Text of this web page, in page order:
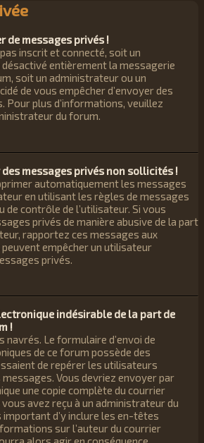
de messages privés !
inscrit et connecté, soit un
entièrement la messagerie
soit un administrateur ou un
de vous empêcher d’envoyer des
Pour plus d’informations, veuillez
du forum.
messages privés non sollicités !
automatiquement les messages
en utilisant les règles de messages
de contrôle de l’utilisateur. Si vous
privés de manière abusive de la part
rapportez ces messages aux
empêcher un utilisateur
privés.
indésirable de la part de
!
navrés. Le formulaire d’envoi de
de ce forum possède des
de repérer les utilisateurs
Vous devriez envoyer par
une copie complète du courrier
avez reçu à un administrateur du
d’y inclure les en-têtes
sur l’auteur du courrier